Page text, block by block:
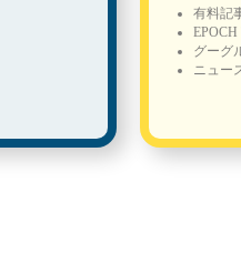
有料記
グーグ
ニュー